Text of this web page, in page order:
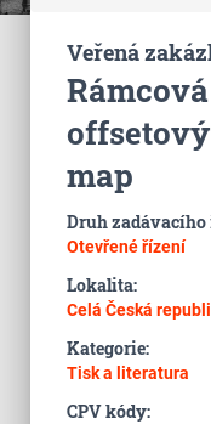
Veřená
map
Druh
Otevřené řízení
Lokalita:
Celá Česká
Kategorie:
Tisk a literatura
CPV kódy: